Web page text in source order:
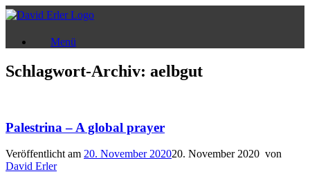
Zum
Inhalt
Menü
Schlagwort-Archiv: aelbgut
Palestrina – A global prayer
Veröffentlicht am 20. November 202020. November 2020 von
David Erler